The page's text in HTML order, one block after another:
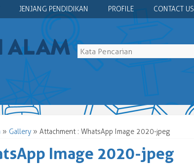
JENJANG PENDIDIKAN PROFILE CONTACT US
» Gallery» Attachment : WhatsApp Image 2020-jpeg
Image 2020-jpeg